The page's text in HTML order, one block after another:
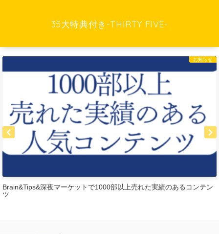
35大特典付き-THIRTY FIVE-
お知らせ
Brain&Tips&深夜マーケットで1000部以上売れた実績のあるコンテン
ツ